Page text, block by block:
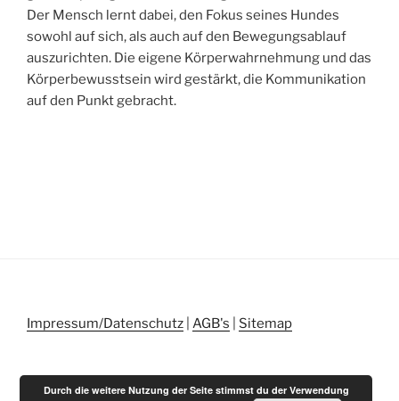
Der Mensch lernt dabei, den Fokus seines Hundes
sowohl auf sich, als auch auf den Bewegungsablauf
auszurichten. Die eigene Körperwahrnehmung und das
Körperbewusstsein wird gestärkt, die Kommunikation
auf den Punkt gebracht.
Impressum/Datenschutz AGB's Sitemap
Durch die weitere Nutzung der Seite stimmst du der Verwendung